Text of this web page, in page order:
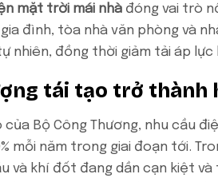
mặt trời mái nhà đóng vai trò
đình, tòa nhà văn phòng và
nhiên, đồng thời giảm tải áp lực
tái tạo trở thành
của Bộ Công Thương, nhu cầu
mỗi năm trong giai đoạn tới.
và khí đốt đang dần cạn kiệt